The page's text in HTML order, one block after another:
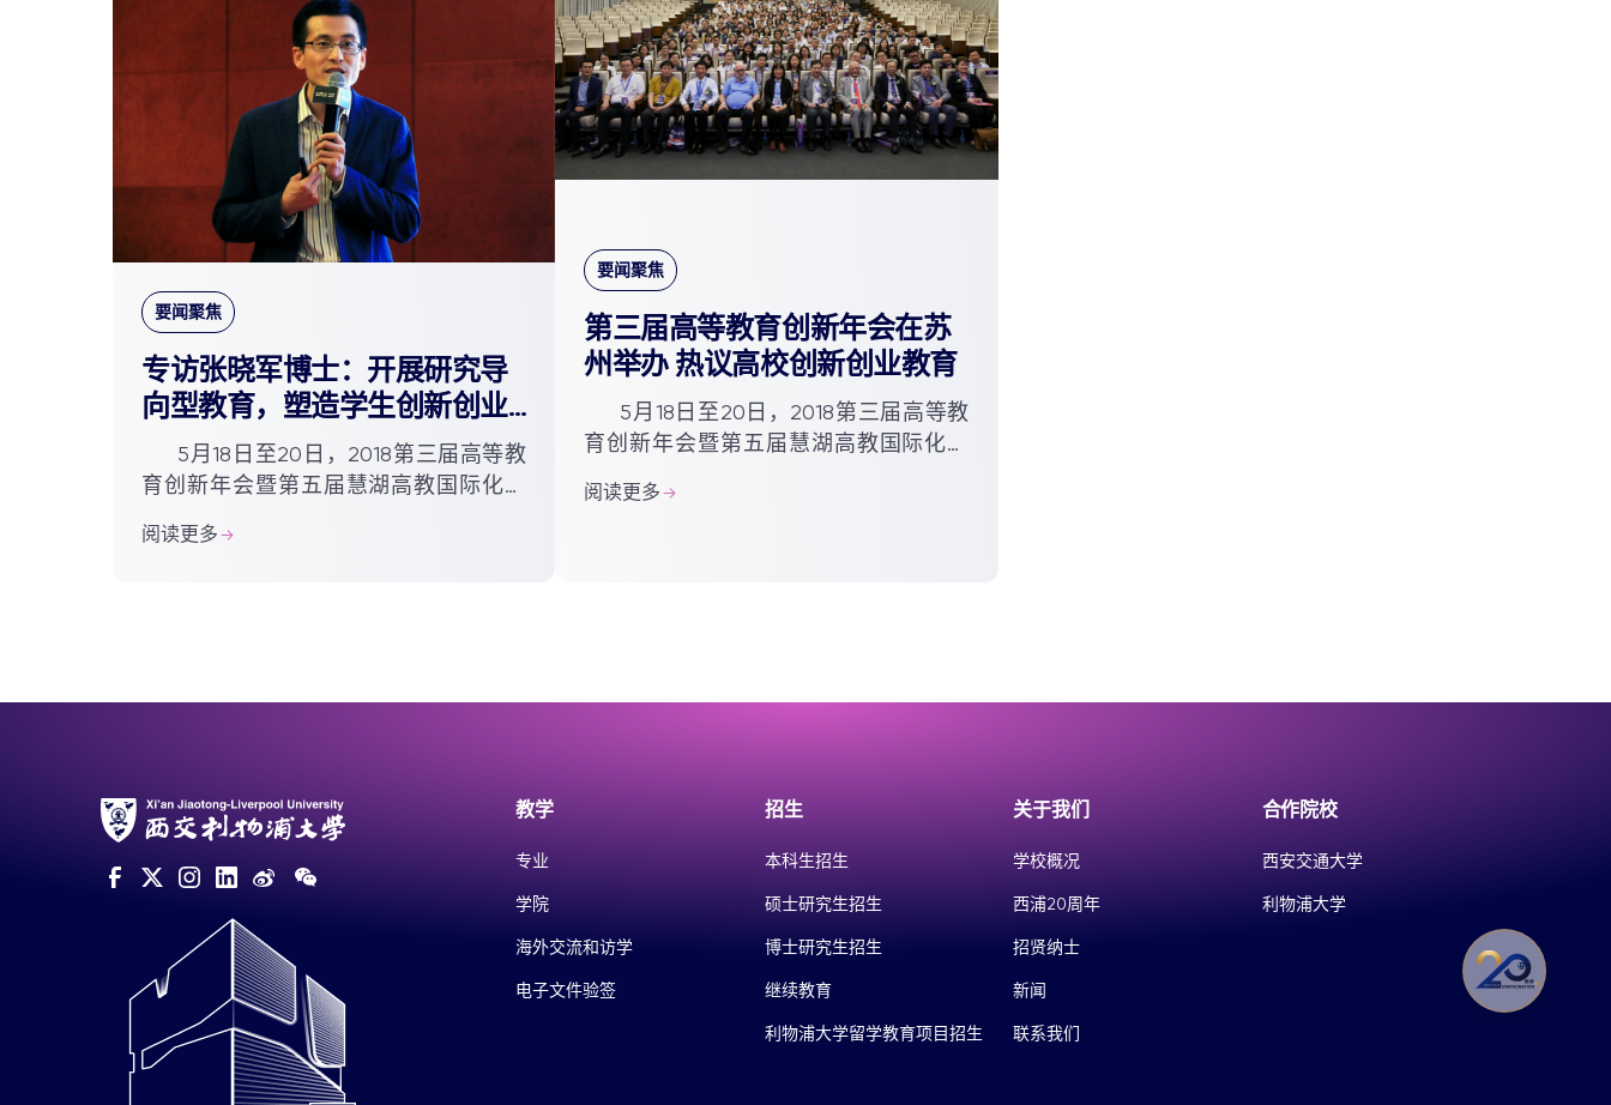
要闻聚焦
专访张晓军博士：开展研究导
向型教育，塑造学生创新创业
精神5月18日至20日，2018第三届高等教
育创新年会暨第五届慧湖高教国际化论
“开展研究导向型教育，塑造学生创新创
阅读更多
要闻聚焦
第三届高等教育创新年会在苏
州举办 热议高校创新创业教育
5月18日至20日，2018第三届高等教
育创新年会暨第五届慧湖高教国际化论
绕“开展研究导向型教育，塑造学生创新
阅读更多
教学
专业
学院
海外交流和访学
电子文件验签
招生
本科生招生
硕士研究生招生
博士研究生招生
继续教育
利物浦大学留学教育项目招生
关于我们
学校概况
西浦20周年
招贤纳士
新闻
联系我们
合作院校
西安交通大学
利物浦大学